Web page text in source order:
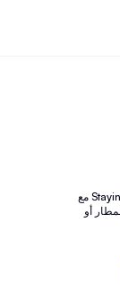
مع StayinWiFi، استمتع باتصال إنترنت سلس أثناء تنقلاتك
أو